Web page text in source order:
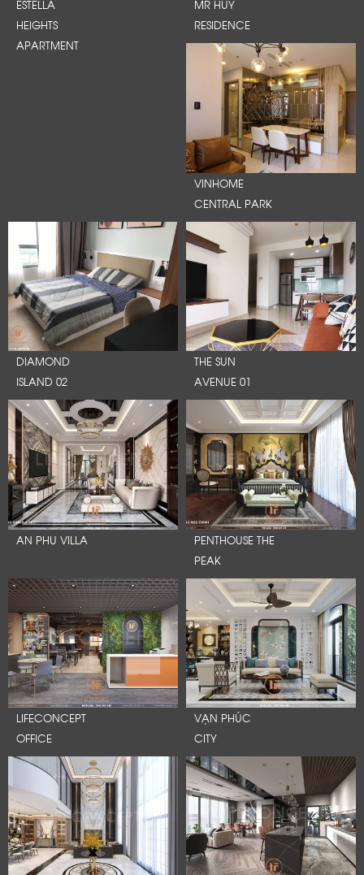
ESTELLA
HEIGHTS
APARTMENT
MR HUY
RESIDENCE
VINHOME
CENTRAL PARK
DIAMOND
ISLAND 02
THE SUN
AVENUE 01
AN PHU VILLA
PENTHOUSE THE
PEAK
LIFECONCEPT
OFFICE
VẠN PHÚC
CITY